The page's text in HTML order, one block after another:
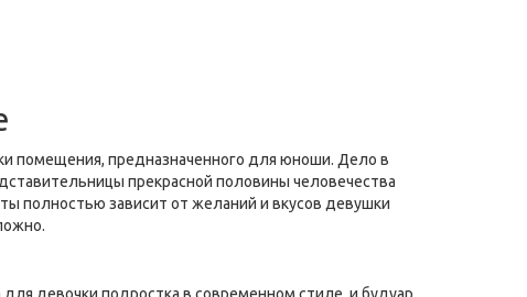
помещения, предназначенного для юноши. Дело в
прекрасной половины человечества
полностью зависит от желаний и вкусов девушки
девочки подростка в современном стиле, и будуар